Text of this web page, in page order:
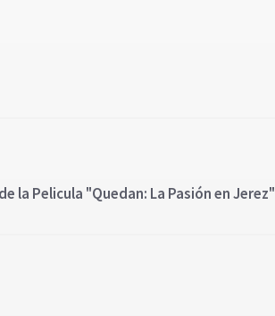
la Pelicula "Quedan: La Pasión en Jerez"